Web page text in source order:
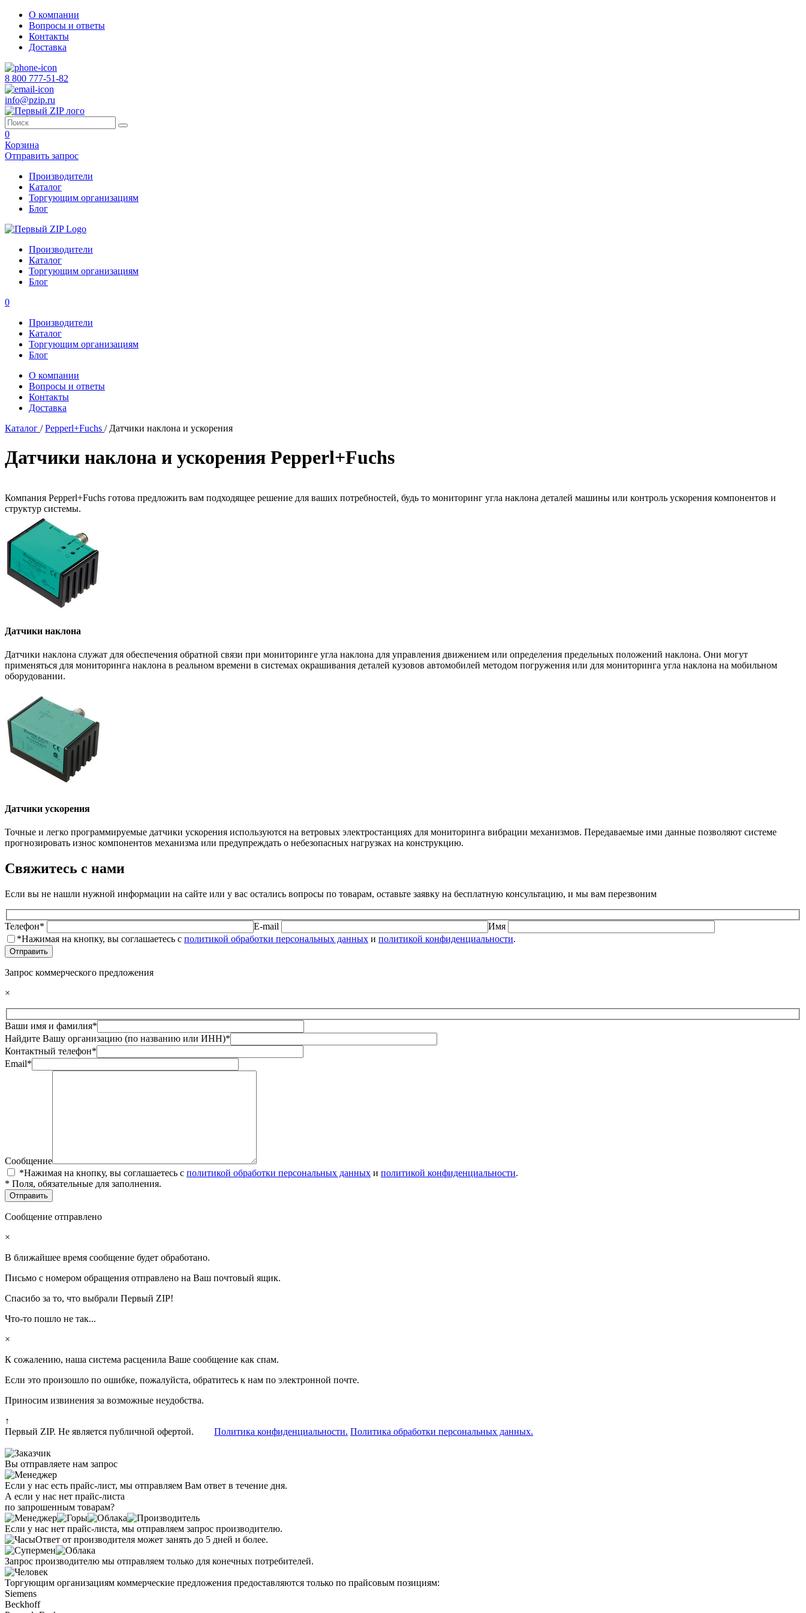
О компании
Вопросы и ответы
Контакты
Доставка
8 800 777-51-82
info@pzip.ru
0
Корзина
Отправить запрос
Производители
Каталог
Торгующим организациям
Блог
Производители
Каталог
Торгующим организациям
Блог
0
Производители
Каталог
Торгующим организациям
Блог
О компании
Вопросы и ответы
Контакты
Доставка
Каталог /Pepperl+Fuchs / Датчики наклона и ускорения
Датчики наклона и ускорения Pepperl+Fuchs
Компания Pepperl+Fuchs готова предложить вам подходящее решение для ваших потребностей, будь то мониторинг угла наклона деталей машины или контроль ускорения компонентов и
структур системы.
Датчики наклона
Датчики наклона служат для обеспечения обратной связи при мониторинге угла наклона для управления движением или определения предельных положений наклона. Они могут
применяться для мониторинга наклона в реальном времени в системах окрашивания деталей кузовов автомобилей методом погружения или для мониторинга угла наклона на мобильном
оборудовании.
Датчики ускорения
Точные и легко программируемые датчики ускорения используются на ветровых электростанциях для мониторинга вибрации механизмов. Передаваемые ими данные позволяют системе
прогнозировать износ компонентов механизма или предупреждать о небезопасных нагрузках на конструкцию.
Свяжитесь с нами
Если вы не нашли нужной информации на сайте или у вас остались вопросы по товарам, оставьте заявку на бесплатную консультацию, и мы вам перезвоним
Телефон* E-mail
Имя
*Нажимая на кнопку, вы соглашаетесь с политикой обработки персональных данных и политикой конфиденциальности.
Запрос коммерческого предложения
×
Ваши имя и фамилия*
Найдите Вашу организацию (по названию или ИНН)*
Контактный телефон*
Email*
Сообщение
*Нажимая на кнопку, вы соглашаетесь с политикой обработки персональных данных и политикой конфиденциальности.
* Поля, обязательные для заполнения.
Сообщение отправлено
×
В ближайшее время сообщение будет обработано.
Письмо с номером обращения отправлено на Ваш почтовый ящик.
Спасибо за то, что выбрали Первый ZIP!
Что-то пошло не так...
×
К сожалению, наша система расценила Ваше сообщение как спам.
Если это произошло по ошибке, пожалуйста, обратитесь к нам по электронной почте.
Приносим извинения за возможные неудобства.
↑
Первый ZIP. Не является публичной офертой.
Политика конфиденциальности. Политика обработки персональных данных.
Вы отправляете нам запрос
Если у нас есть прайс-лист, мы отправляем Вам ответ в течение дня.
А если у нас нет прайс-листа
по запрошенным товарам?
Если у нас нет прайс-листа, мы отправляем запрос производителю.
Ответ от производителя может занять до 5 дней и более.
Запрос производителю мы отправляем только для конечных потребителей.
Торгующим организациям коммерческие предложения предоставляются только по прайсовым позициям:
Siemens
Beckhoff